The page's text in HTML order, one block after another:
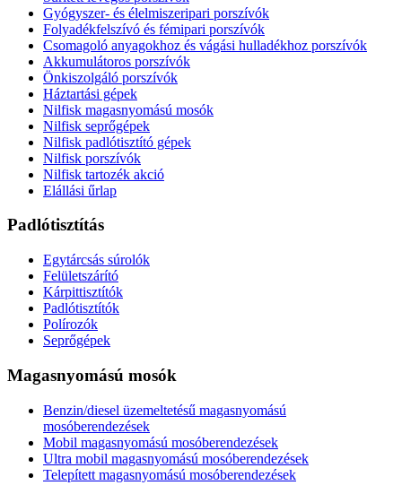
Gyógyszer- és élelmiszeripari porszívók
Folyadékfelszívó és fémipari porszívók
Csomagoló anyagokhoz és vágási hulladékhoz porszívók
Akkumulátoros porszívók
Önkiszolgáló porszívók
Háztartási gépek
Nilfisk magasnyomású mosók
Nilfisk seprőgépek
Nilfisk padlótisztító gépek
Nilfisk porszívók
Nilfisk tartozék akció
Elállási űrlap
Padlótisztítás
Egytárcsás súrolók
Felületszárító
Kárpittisztítók
Padlótisztítók
Polírozók
Seprőgépek
Magasnyomású mosók
Benzin/diesel üzemeltetésű magasnyomású
mosóberendezések
Mobil magasnyomású mosóberendezések
Ultra mobil magasnyomású mosóberendezések
Telepített magasnyomású mosóberendezések